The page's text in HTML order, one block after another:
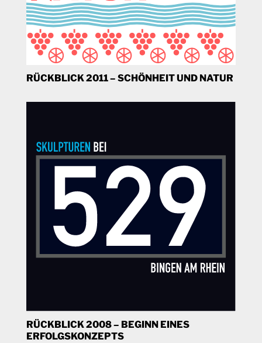
RÜCKBLICK 2011 – SCHÖNHEIT UND NATUR
RÜCKBLICK 2008 – BEGINN EINES
ERFOLGSKONZEPTS